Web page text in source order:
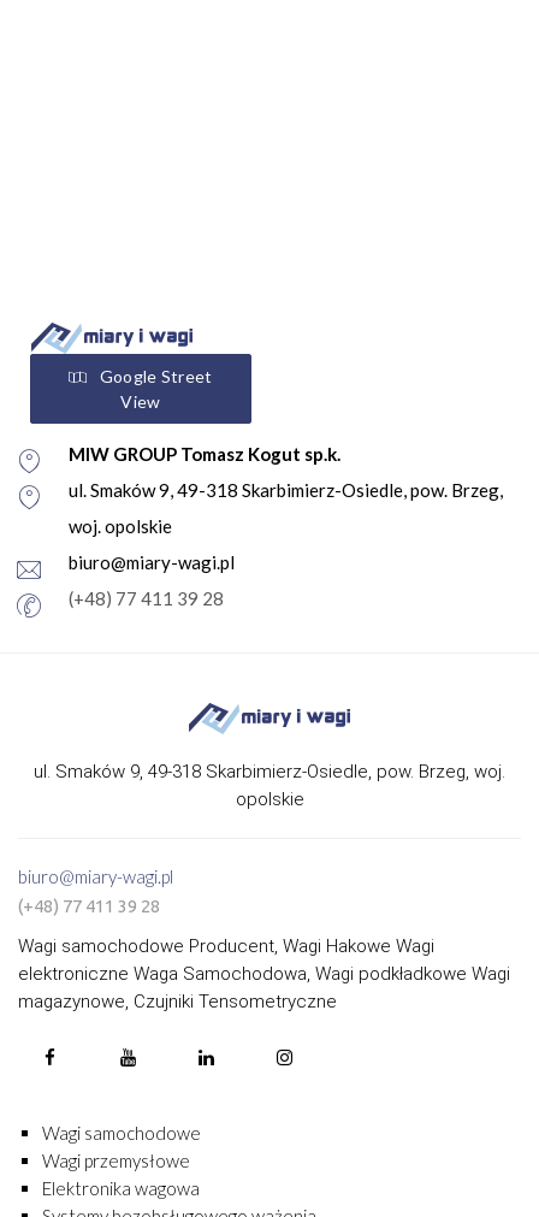
Google Street
View
MIW GROUP Tomasz Kogut sp.k.
ul. Smaków 9, 49-318 Skarbimierz-Osiedle, pow. Brzeg,
woj. opolskie
biuro@miary-wagi.pl
(+48) 77 411 39 28
ul. Smaków 9, 49-318 Skarbimierz-Osiedle, pow. Brzeg, woj.
opolskie
biuro@miary-wagi.pl
(+48) 77 411 39 28
Wagi samochodowe Producent, Wagi Hakowe Wagi
elektroniczne Waga Samochodowa, Wagi podkładkowe Wagi
magazynowe, Czujniki Tensometryczne
Wagi samochodowe
Wagi przemysłowe
Elektronika wagowa